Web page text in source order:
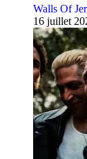
Walls Of
16 juillet